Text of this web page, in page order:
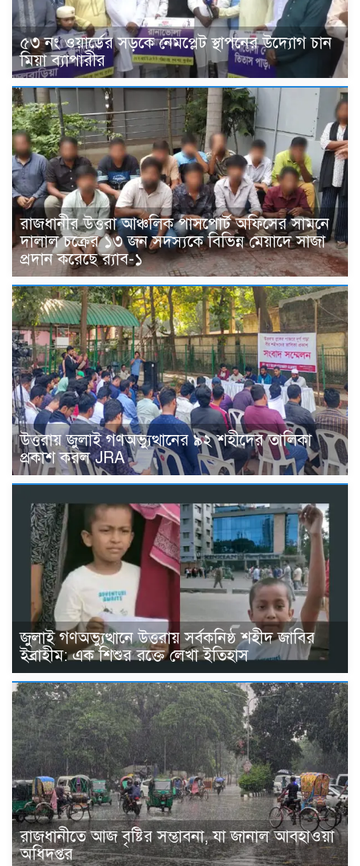
৫৩ নং ওয়ার্ডের সড়কে নেমপ্লেট স্থাপনের উদ্যোগ চান
মিয়া ব্যাপারীর
রাজধানীর উত্তরা আঞ্চলিক পাসপোর্ট অফিসের সামনে
দালাল চক্রের ১৩ জন সদস্যকে বিভিন্ন মেয়াদে সাজা
প্রদান করেছে র‌্যাব-১
উত্তরায় জুলাই গণঅভ্যুত্থানের ৯২ শহীদের তালিকা
প্রকাশ করল JRA
জুলাই গণঅভ্যুত্থানে উত্তরায় সর্বকনিষ্ঠ শহীদ জাবির
ইব্রাহীম: এক শিশুর রক্তে লেখা ইতিহাস
রাজধানীতে আজ বৃষ্টির সম্ভাবনা, যা জানাল আবহাওয়া
অধিদপ্তর